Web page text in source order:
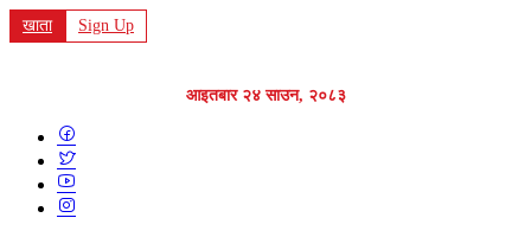
खाता Sign Up
आइतबार २४ साउन, २०८३